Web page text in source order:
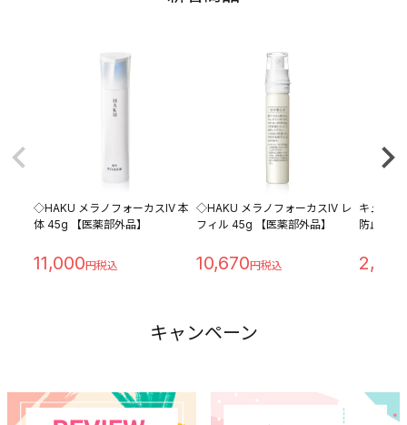
◇HAKU メラノフォーカスIV 本
体 45g 【医薬部外品】
11,000
◇HAKU メラノフォーカスIV レ
フィル 45g 【医薬部外品】
10,670
キュレル
防止ベ
2,280
キャンペーン